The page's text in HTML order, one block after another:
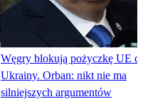
Węgry blokują pożyczkę UE
Ukrainy. Orban: nikt nie ma
silniejszych argumentów